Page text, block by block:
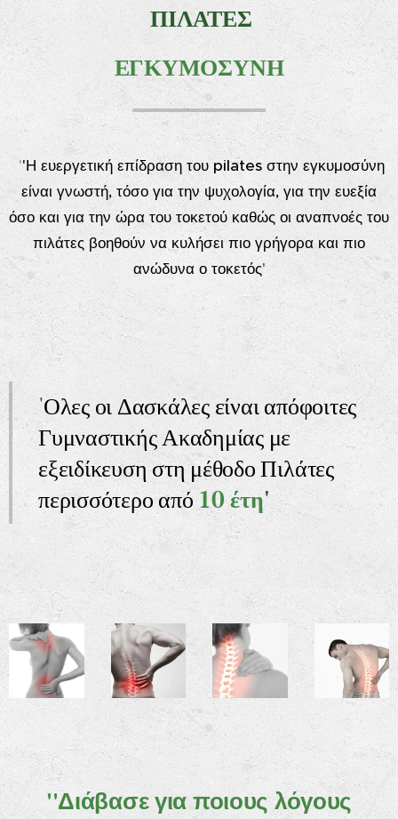
ΠΙΛΑΤΕΣ
ΕΓΚΥΜΟΣΥΝΗ
''Η ευεργετική επίδραση του pilates στην εγκυμοσύνη
είναι γνωστή, τόσο για την ψυχολογία, για την ευεξία
όσο και για την ώρα του τοκετού καθώς οι αναπνοές του
πιλάτες βοηθούν να κυλήσει πιο γρήγορα και πιο
ανώδυνα ο τοκετός'
'Ολες οι Δασκάλες είναι απόφοιτες
Γυμναστικής Ακαδημίας με
εξειδίκευση στη μέθοδο Πιλάτες
περισσότερο από 10 έτη'
''Διάβασε για ποιους λόγους